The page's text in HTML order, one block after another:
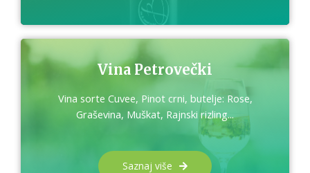
Vina Petrovečki
Vina sorte Cuvee, Pinot crni, butelje: Rose,
Graševina, Muškat, Rajnski rizling...
Saznaj više